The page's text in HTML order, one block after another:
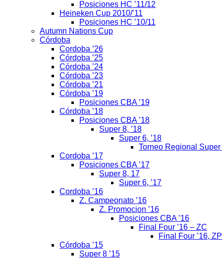
Posiciones HC ’11/12
Heineken Cup 2010/’11
Posiciones HC ’10/11
Autumn Nations Cup
Córdoba
Cordoba ’26
Córdoba ’25
Córdoba ’24
Córdoba ’23
Córdoba ’21
Córdoba ’19
Posiciones CBA ’19
Córdoba ’18
Posiciones CBA ’18
Super 8, ’18
Super 6, ’18
Torneo Regional
Cordoba ’17
Posiciones CBA ’17
Super 8, 17
Super 6, ’17
Cordoba ’16
Z. Campeonato ’16
Z. Promocion ’16
Posiciones CBA ’16
Final Four ’16 – ZC
Final Four ’16, ZP
Córdoba ’15
Super 8 ’15